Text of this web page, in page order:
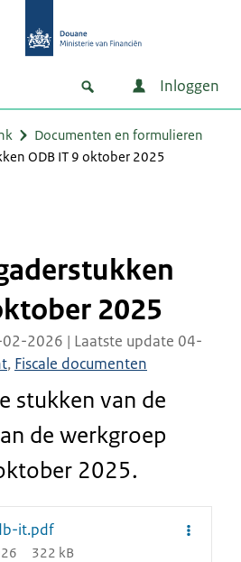
Inloggen
Documenten en formulieren
ODB IT 9 oktober 2025
2025
2026 | Laatste update 04-
, Fiscale documenten
stukken van de
de werkgroep
2025.
it.pdf
322 kB